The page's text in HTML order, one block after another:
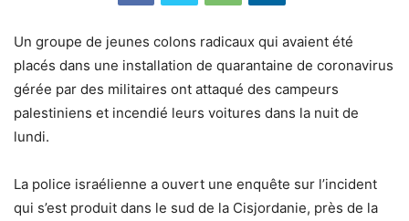
Un groupe de jeunes colons radicaux qui avaient été
placés dans une installation de quarantaine de coronavirus
gérée par des militaires ont attaqué des campeurs
palestiniens et incendié leurs voitures dans la nuit de
lundi.
La police israélienne a ouvert une enquête sur l’incident
qui s’est produit dans le sud de la Cisjordanie, près de la